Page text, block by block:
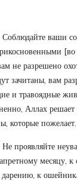
Соблюдайте ваши
не разрешено
зачитаны, вам
и травоядные
Аллах решает
которые пожелает.
Не проявляйте
месяцу,
к